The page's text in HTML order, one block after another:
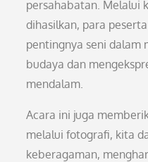
persahabatan. Melalui
dihasilkan, para
pentingnya seni dalam
budaya dan
mendalam.
Acara ini juga
melalui fotografi, kita
keberagaman,